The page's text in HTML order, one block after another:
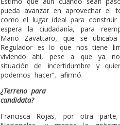
pueda avanzar en aprovechar el
como el lugar ideal para
espera la ciudadanía, para
Mario Zavattaro, que se
Regulador es lo que nos tiene
viviendo ahí, pese a que ya
situación de incertidumbre y
podemos hacer”, afirmó.
¿Terreno para
candidata?
Francisca Rojas, por otra